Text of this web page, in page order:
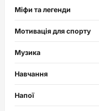
Міфи та легенди
Мотивація для спорту
Музика
Навчання
Напої